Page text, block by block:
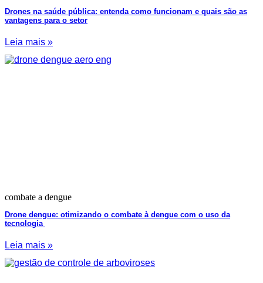
Drones na saúde pública: entenda como funcionam e quais são as
vantagens para o setor
Leia mais »
combate a dengue
Drone dengue: otimizando o combate à dengue com o uso da
tecnologia
Leia mais »